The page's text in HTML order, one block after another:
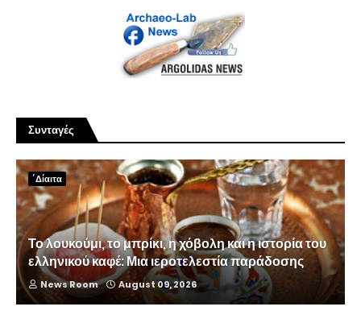
Συνταγές
΄Δίαιτα
Το λουκούμι, το μπρίκι, η χόβολη και η ιστορία του
ελληνικού καφέ: Μια ιεροτελεστία παράδοσης
News Room August 09, 2026